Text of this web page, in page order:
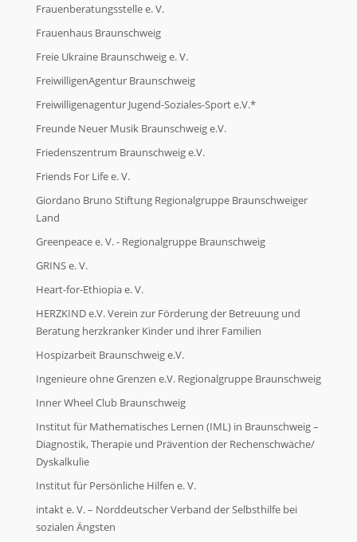
Frauenberatungsstelle e. V.
Frauenhaus Braunschweig
Freie Ukraine Braunschweig e. V.
FreiwilligenAgentur Braunschweig
Freiwilligenagentur Jugend-Soziales-Sport e.V.*
Freunde Neuer Musik Braunschweig e.V.
Friedenszentrum Braunschweig e.V.
Friends For Life e. V.
Giordano Bruno Stiftung Regionalgruppe Braunschweiger
Land
Greenpeace e. V. - Regionalgruppe Braunschweig
GRINS e. V.
Heart-for-Ethiopia e. V.
HERZKIND e.V. Verein zur Förderung der Betreuung und
Beratung herzkranker Kinder und ihrer Familien
Hospizarbeit Braunschweig e.V.
Ingenieure ohne Grenzen e.V. Regionalgruppe Braunschweig
Inner Wheel Club Braunschweig
Institut für Mathematisches Lernen (IML) in Braunschweig –
Diagnostik, Therapie und Prävention der Rechenschwäche/
Dyskalkulie
Institut für Persönliche Hilfen e. V.
intakt e. V. – Norddeutscher Verband der Selbsthilfe bei
sozialen Ängsten